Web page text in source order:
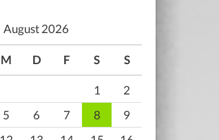
August 2026
M D F S S
1
2
5 6 7 8
9